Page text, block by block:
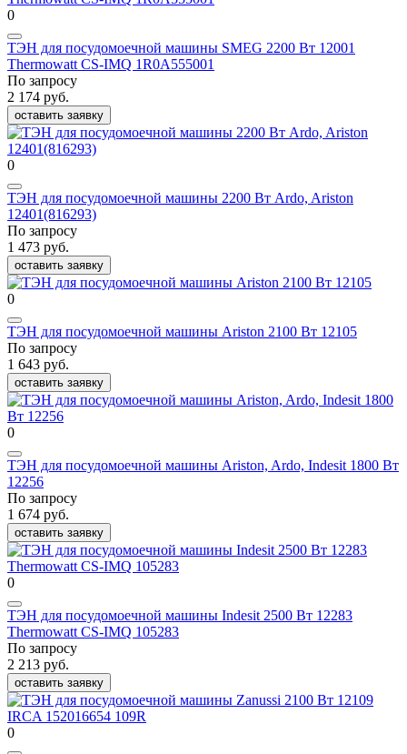
0
ТЭН для посудомоечной машины SMEG 2200 Вт 12001
Thermowatt CS-IMQ 1R0A555001
По запросу
2 174 руб.
оставить заявку
0
ТЭН для посудомоечной машины 2200 Вт Ardo, Ariston
12401(816293)
По запросу
1 473 руб.
оставить заявку
0
ТЭН для посудомоечной машины Ariston 2100 Вт 12105
По запросу
1 643 руб.
оставить заявку
0
ТЭН для посудомоечной машины Ariston, Ardo, Indesit 1800 Вт
12256
По запросу
1 674 руб.
оставить заявку
0
ТЭН для посудомоечной машины Indesit 2500 Вт 12283
Thermowatt CS-IMQ 105283
По запросу
2 213 руб.
оставить заявку
0